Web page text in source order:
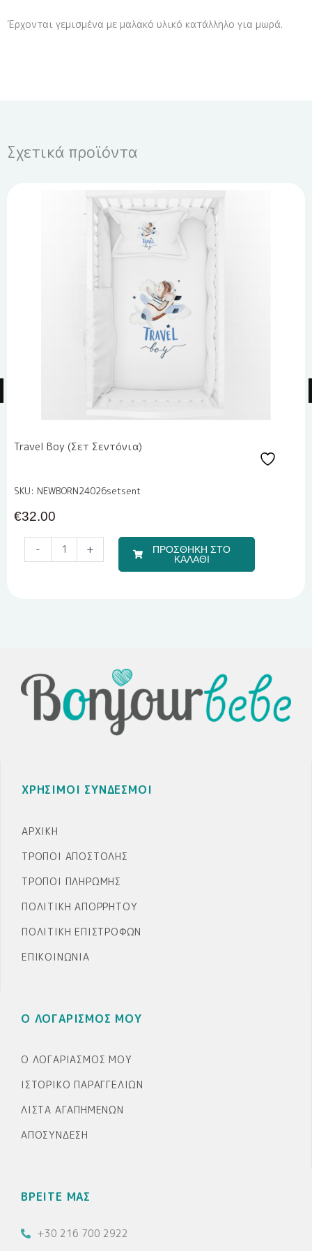
Έρχονται γεμισμένα με μαλακό υλικό κατάλληλο για μωρά.
Σχετικά προϊόντα
Travel Boy (Σετ Σεντόνια)
SKU: NEWBORN24026setsent
€32.00
-
Μπομπονιέρα
Υγρής
+
ΠΡΟΣΘΗΚΗ ΣΤΟ
ΚΑΛΑΘΙ
ΧΡΗΣΙΜΟΙ ΣΥΝΔΕΣΜΟΙ
ΑΡΧΙΚΉ
ΤΡΌΠΟΙ ΑΠΟΣΤΟΛΉΣ
ΤΡΌΠΟΙ ΠΛΗΡΩΜΉΣ
ΠΟΛΙΤΙΚΉ ΑΠΟΡΡΉΤΟΥ
ΠΟΛΙΤΙΚΉ ΕΠΙΣΤΡΟΦΏΝ
ΕΠΙΚΟΙΝΩΝΊΑ
Ο ΛΟΓΑΡΙΣΜΟΣ ΜΟΥ
Ο ΛΟΓΑΡΙΑΣΜΌΣ ΜΟΥ
ΙΣΤΟΡΙΚΌ ΠΑΡΑΓΓΕΛΙΏΝ
ΛΊΣΤΑ ΑΓΑΠΗΜΈΝΩΝ
ΑΠΟΣΎΝΔΕΣΗ
ΒΡΕΙΤΕ ΜΑΣ
+30 216 700 2922